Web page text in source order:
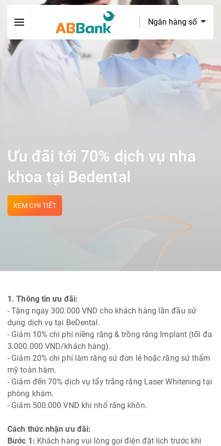
Ngân hàng số
Ưu đãi tới 70% dịch vụ nha
khoa tại Bedental
XEM CHI TIẾT
1. Thông tin ưu đãi:
- Tặng ngay 300.000 VND cho khách hàng lần đầu sử
dụng dịch vụ tại BeDental.
- Giảm 10% chi phí niềng răng & trồng răng Implant (tối đa
3.000.000 VND/khách hàng).
- Giảm 20% chi phí làm răng sứ đơn lẻ hoặc răng sứ thẩm
mỹ toàn hàm.
- Giảm đến 70% dịch vụ tẩy trắng răng Laser Whitening tại
phòng khám.
- Giảm 500.000 VND khi nhổ răng khôn.
Cách thức nhận ưu đãi:
Bước 1: Khách hàng vui lòng gọi điện đặt lịch trước khi